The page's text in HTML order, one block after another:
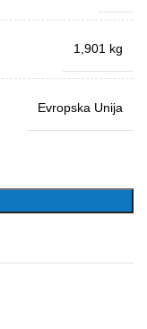
1,901 kg
Evropska Unija